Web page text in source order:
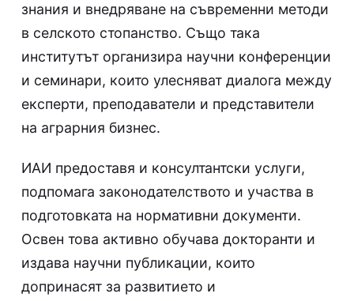
знания и внедряване на съвременни методи
в селското стопанство. Също така
институтът организира научни конференции
и семинари, които улесняват диалога между
експерти, преподаватели и представители
на аграрния бизнес.
ИАИ предоставя и консултантски услуги,
подпомага законодателството и участва в
подготовката на нормативни документи.
Освен това активно обучава докторанти и
издава научни публикации, които
допринасят за развитието и